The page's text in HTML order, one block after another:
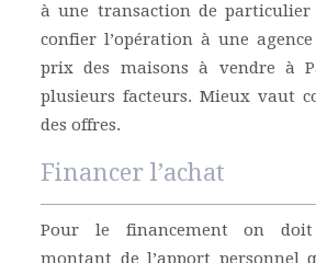
à une transaction de
confier l’opération à une
prix des maisons à vendre à
plusieurs facteurs. Mieux vaut
des offres.
Financer l’achat
Pour le financement on
montant de l’apport personnel